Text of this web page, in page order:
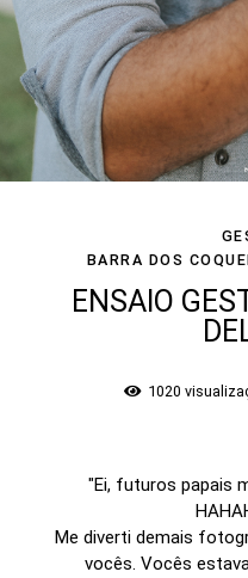
BARRA DOS
ENSAIO
1020
"Ei, futuros papais
Me diverti demais
vocês. Vocês